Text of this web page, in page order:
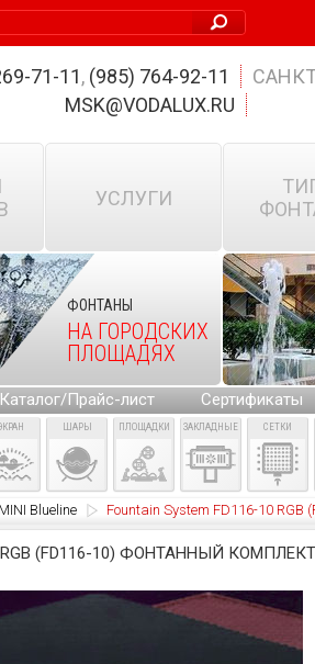
71-11, (985) 764-92-11
MSK@VODALUX.RU
УСЛУГИ
ФОНТАНЫ
НА ГОРОДСКИХ
ПЛОЩАДЯХ
Каталог/Прайс-лист Сертификаты
ШАРЫ ПЛОЩАДКИ ЗАКЛАДНЫЕ СЕТКИ
Blueline Fountain System FD116-10
RGB (FD116-10) ФОНТАННЫЙ КОМПЛЕКТ